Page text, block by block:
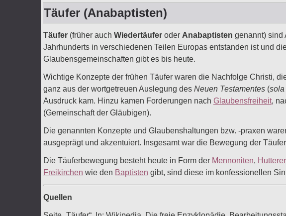
Täufer (Anabaptisten)
Täufer (früher auch Wiedertäufer oder Anabaptisten genannt) sind
Jahrhunderts in verschiedenen Teilen Europas entstanden ist und
Glaubensgemeinschaften gibt es bis heute.
Wichtige Konzepte der frühen Täufer waren die Nachfolge Christi,
ganz aus der wortgetreuen Auslegung des Neuen Testamentes (sola
Ausdruck kam. Hinzu kamen Forderungen nach Glaubensfreiheit,
(Gemeinschaft der Gläubigen).
Die genannten Konzepte und Glaubenshaltungen bzw. -praxen
ausgeprägt und akzentuiert. Insgesamt war die Bewegung der
Die Täuferbewegung besteht heute in Form der Mennoniten, Hutterer
Freikirchen wie den Baptisten gibt, sind diese im konfessionellen
Quellen